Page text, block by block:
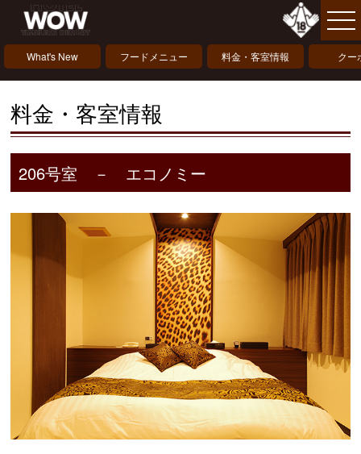
What's New フードメニュー 料金・客室情報 クー
料金・客室情報
206号室 － エコノミー